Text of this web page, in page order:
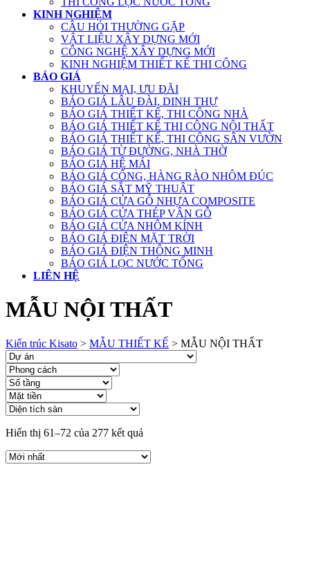
KINH NGHIỆM
CÂU HỎI THƯỜNG GẶP
VẬT LIỆU XÂY DỰNG MỚI
CÔNG NGHỆ XÂY DỰNG MỚI
KINH NGHIỆM THIẾT KẾ THI CÔNG
BÁO GIÁ
KHUYẾN MẠI, ƯU ĐÃI
BÁO GIÁ LÂU ĐÀI, DINH THỰ
BÁO GIÁ THIẾT KẾ, THI CÔNG NHÀ
BÁO GIÁ THIẾT KẾ THI CÔNG NỘI THẤT
BÁO GIÁ THIẾT KẾ, THI CÔNG SÂN VƯỜN
BÁO GIÁ TỪ ĐƯỜNG, NHÀ THỜ
BÁO GIÁ HỆ MÁI
BÁO GIÁ CỔNG, HÀNG RÀO NHÔM ĐÚC
BÁO GIÁ SẮT MỸ THUẬT
BÁO GIÁ CỬA GỖ NHỰA COMPOSITE
BÁO GIÁ CỬA THÉP VÂN GỖ
BÁO GIÁ CỬA NHÔM KÍNH
BÁO GIÁ ĐIỆN MẶT TRỜI
BÁO GIÁ ĐIỆN THÔNG MINH
BÁO GIÁ LỌC NƯỚC TỔNG
LIÊN HỆ
MẪU NỘI THẤT
Kiến trúc Kisato > MẪU THIẾT KẾ > MẪU NỘI THẤT
Hiển thị 61–72 của 277 kết quả